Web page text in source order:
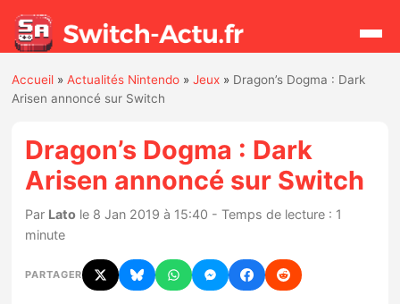
Actualités
Jeux
Hardware
Accueil »Actualités Nintendo »Jeux » Dragon’s Dogma : Dark
Arisen annoncé sur Switch
Dragon’s Dogma : Dark
Arisen annoncé sur Switch
Par Lato le 8 Jan 2019 à 15:40 - Temps de lecture : 1
minute
PARTAGER